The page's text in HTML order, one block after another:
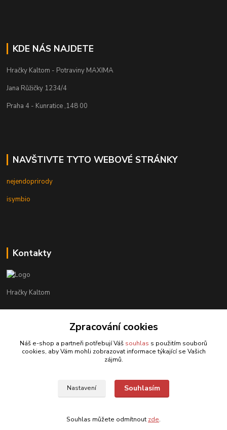
KDE NÁS NAJDETE
Hračky Kaltom - Potraviny MAXIMA
Jana Růžičky 1234/4
Praha 4 - Kunratice ,148 00
NAVŠTIVTE TYTO WEBOVÉ STRÁNKY
nejendoprirody
isymbio
Kontakty
Hračky Kaltom
+420 777 538 008
hrackykaltom@gmail.com
Zpracování cookies
Náš e-shop a partneři potřebují Váš souhlas s použitím souborů
cookies, aby Vám mohli zobrazovat informace týkající se Vašich
zájmů.
Nastavení Souhlasím
Souhlas můžete odmítnout zde.